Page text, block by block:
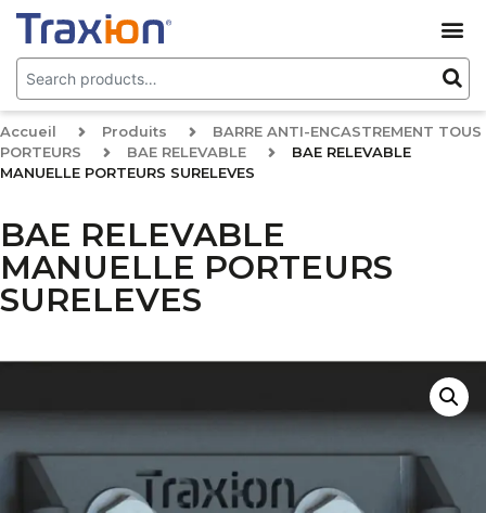
Accueil Produits
BARRE ANTI-ENCASTREMENT TOUS
PORTEURS
BAE RELEVABLE
BAE RELEVABLE
MANUELLE PORTEURS SURELEVES
BAE RELEVABLE
MANUELLE PORTEURS
SURELEVES